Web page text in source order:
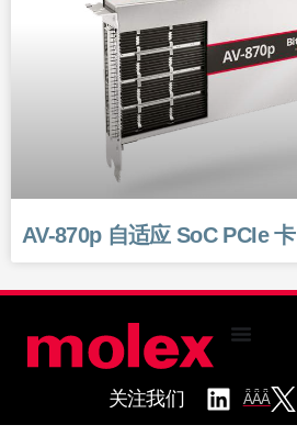
AV-870p 自适应 SoC PCIe 卡
ǞǞǞ
关注我们